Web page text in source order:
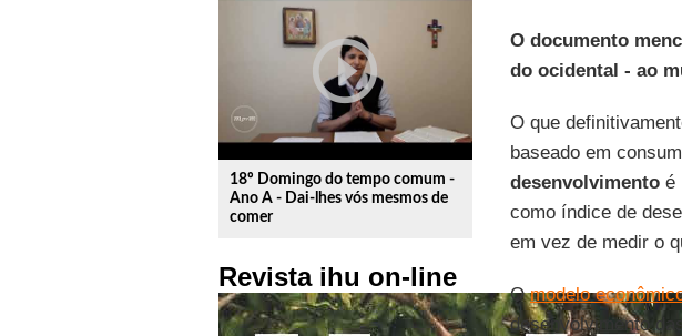
play_circle_outline
18º Domingo do tempo comum -
Ano A - Dai-lhes vós mesmos de
comer
Revista ihu on-line
O documento
do ocidental - ao
O que
baseado em
desenvolvimentoé
como índice de
em vez de medir o
Omodelo
desenvolvimento